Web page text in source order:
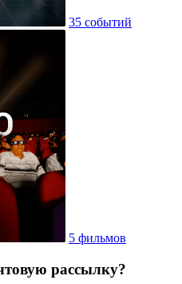
35 событий
5 фильмов
рассылку?